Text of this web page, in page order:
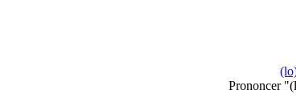
Prononcer